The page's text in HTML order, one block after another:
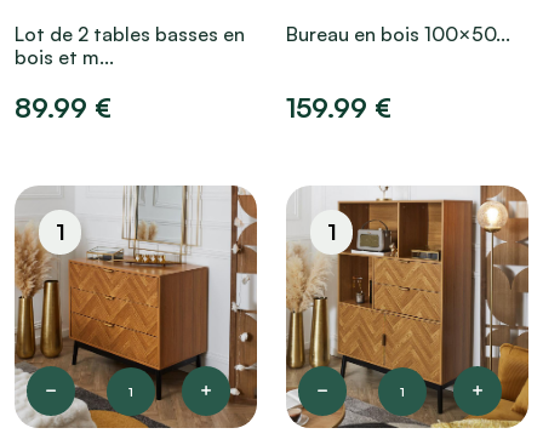
Lot de 2 tables basses en
bois et m...
89.99 €
Bureau en bois 100×50...
159.99 €
1
1
1
1